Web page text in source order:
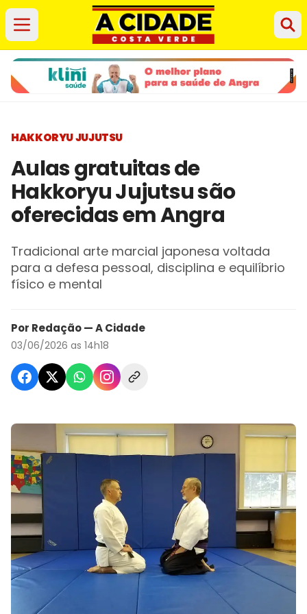
HAKKORYU JUJUTSU
Aulas gratuitas de
Hakkoryu Jujutsu são
oferecidas em Angra
Tradicional arte marcial japonesa voltada
para a defesa pessoal, disciplina e equilíbrio
físico e mental
Por Redação — A Cidade
03/06/2026 as 14h18